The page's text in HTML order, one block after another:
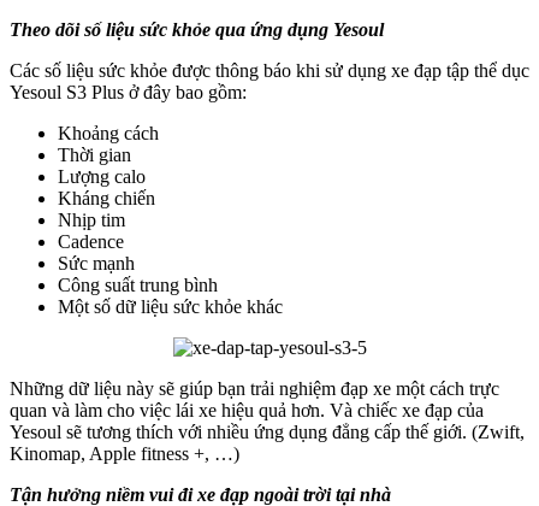
Theo dõi số liệu sức khỏe qua ứng dụng Yesoul
Các số liệu sức khỏe được thông báo khi sử dụng xe đạp tập thể dục
Yesoul S3 Plus ở đây bao gồm:
Khoảng cách
Thời gian
Lượng calo
Kháng chiến
Nhịp tim
Cadence
Sức mạnh
Công suất trung bình
Một số dữ liệu sức khỏe khác
Những dữ liệu này sẽ giúp bạn trải nghiệm đạp xe một cách trực
quan và làm cho việc lái xe hiệu quả hơn. Và chiếc xe đạp của
Yesoul sẽ tương thích với nhiều ứng dụng đẳng cấp thế giới. (Zwift,
Kinomap, Apple fitness +, …)
Tận hưởng niềm vui đi xe đạp ngoài trời tại nhà